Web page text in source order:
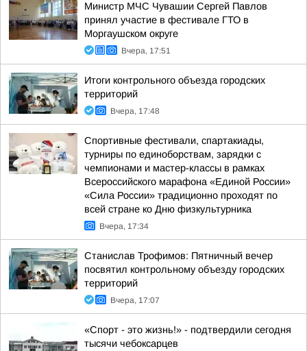
Министр МЧС Чувашии Сергей Павлов
принял участие в фестивале ГТО в
Моргаушском округе
Вчера, 17:51
Итоги контрольного объезда городских
территорий
Вчера, 17:48
Спортивные фестивали, спартакиады,
турниры по единоборствам, зарядки с
чемпионами и мастер-классы в рамках
Всероссийского марафона «Единой России»
«Сила России» традиционно проходят по
всей стране ко Дню физкультурника
Вчера, 17:34
Станислав Трофимов: Пятничный вечер
посвятил контрольному объезду городских
территорий
Вчера, 17:07
«Спорт - это жизнь!» - подтвердили сегодня
тысячи чебоксарцев